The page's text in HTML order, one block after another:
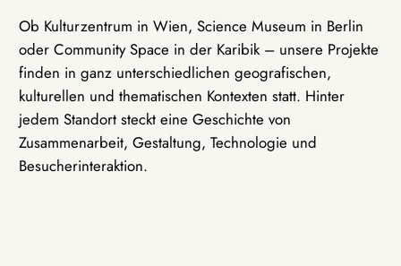
Ob Kulturzentrum in Wien, Science Museum in Berlin
oder Community Space in der Karibik – unsere Projekte
finden in ganz unterschiedlichen geografischen,
kulturellen und thematischen Kontexten statt. Hinter
jedem Standort steckt eine Geschichte von
Zusammenarbeit, Gestaltung, Technologie und
Besucherinteraktion.